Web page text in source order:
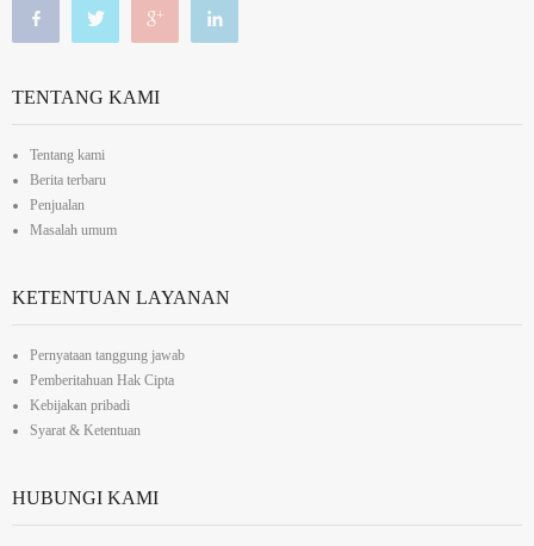
TENTANG KAMI
Tentang kami
Berita terbaru
Penjualan
Masalah umum
KETENTUAN LAYANAN
Pernyataan tanggung jawab
Pemberitahuan Hak Cipta
Kebijakan pribadi
Syarat & Ketentuan
HUBUNGI KAMI